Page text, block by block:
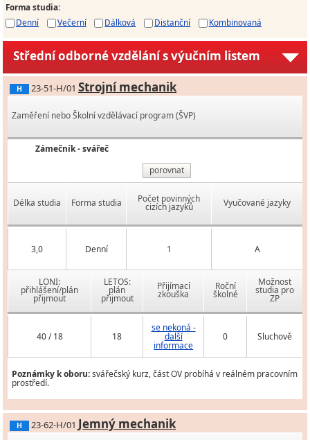
Forma studia:
Denní
Večerní Dálková Distanční Kombinovaná
Střední odborné vzdělání s výučním listem
H 23-51-H/01 Strojní mechanik
Zaměření nebo Školní vzdělávací program (ŠVP)
Zámečník - svářeč
porovnat
Délka studia Forma studia Počet povinných
cizích jazyků Vyučované jazyky
3,0 Denní 1 A
LONI:
přihlášení/plán
přijmout
LETOS:
plán
přijmout
Přijímací
zkouška
Roční
školné
Možnost
studia pro
ZP
40 / 18 18
se nekoná -
další
informace
0 Sluchově
Poznámky k oboru:svářečský kurz, část OV probíhá v reálném pracovním
prostředí.
H 23-62-H/01 Jemný mechanik